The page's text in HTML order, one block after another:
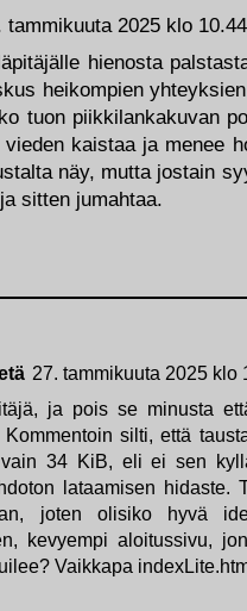
tammikuuta 2025 klo 10.44
hienosta
heikompien
tuon piikkilankakuvan
vieden kaistaa ja menee
näy, mutta jostain
sitten jumahtaa.
27. tammikuuta 2025 klo
ja pois se minusta
Kommentoin silti, että
34 KiB, eli ei sen
lataamisen hidaste.
joten olisiko hyvä
kevyempi aloitussivu,
Vaikkapa